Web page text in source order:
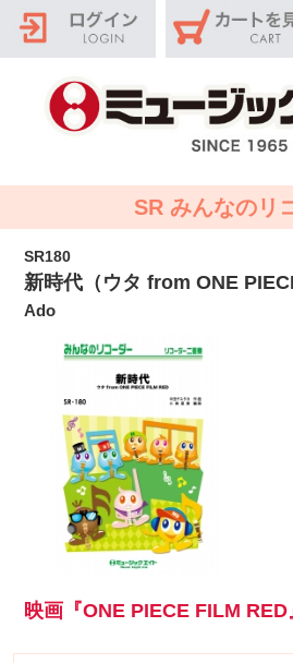
SR みんなのリ
SR180
新時代（ウタ from ONE
Ado
映画『ONE PIECE FILM RED